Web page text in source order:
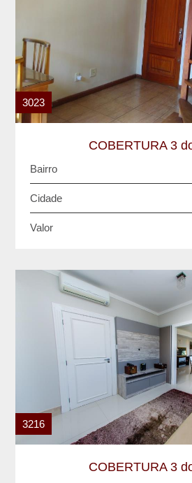
3023
COBERTURA 3
Bairro
Cidade
Valor
3216
COBERTURA 3